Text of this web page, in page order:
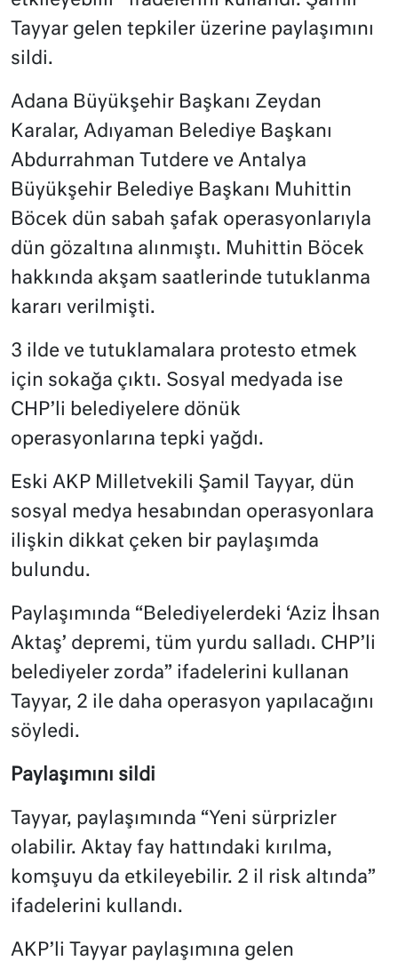
Tayyar gelen tepkiler üzerine paylaşımını
sildi.
Adana Büyükşehir Başkanı Zeydan
Karalar, Adıyaman Belediye Başkanı
Abdurrahman Tutdere ve Antalya
Büyükşehir Belediye Başkanı Muhittin
Böcek dün sabah şafak operasyonlarıyla
dün gözaltına alınmıştı. Muhittin Böcek
hakkında akşam saatlerinde tutuklanma
kararı verilmişti.
3 ilde ve tutuklamalara protesto etmek
için sokağa çıktı. Sosyal medyada ise
CHP’li belediyelere dönük
operasyonlarına tepki yağdı.
Eski AKP Milletvekili Şamil Tayyar, dün
sosyal medya hesabından operasyonlara
ilişkin dikkat çeken bir paylaşımda
bulundu.
Paylaşımında “Belediyelerdeki ‘Aziz İhsan
Aktaş’ depremi, tüm yurdu salladı. CHP’li
belediyeler zorda” ifadelerini kullanan
Tayyar, 2 ile daha operasyon yapılacağını
söyledi.
Paylaşımını sildi
Tayyar, paylaşımında “Yeni sürprizler
olabilir. Aktay fay hattındaki kırılma,
komşuyu da etkileyebilir. 2 il risk altında”
ifadelerini kullandı.
AKP’li Tayyar paylaşımına gelen